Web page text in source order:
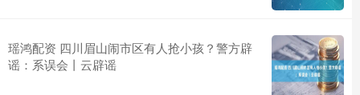
瑶鸿配资 四川眉山闹市区有人抢小孩？警方辟
谣：系误会丨云辟谣